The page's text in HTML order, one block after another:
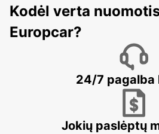
MAUGUIO - FRANCE
SALON-DE-PROVENCE
SALON DE PROVENCE - FRANCE
Kodėl verta
Europcar?
24/7 pagalba
Jokių paslėptų